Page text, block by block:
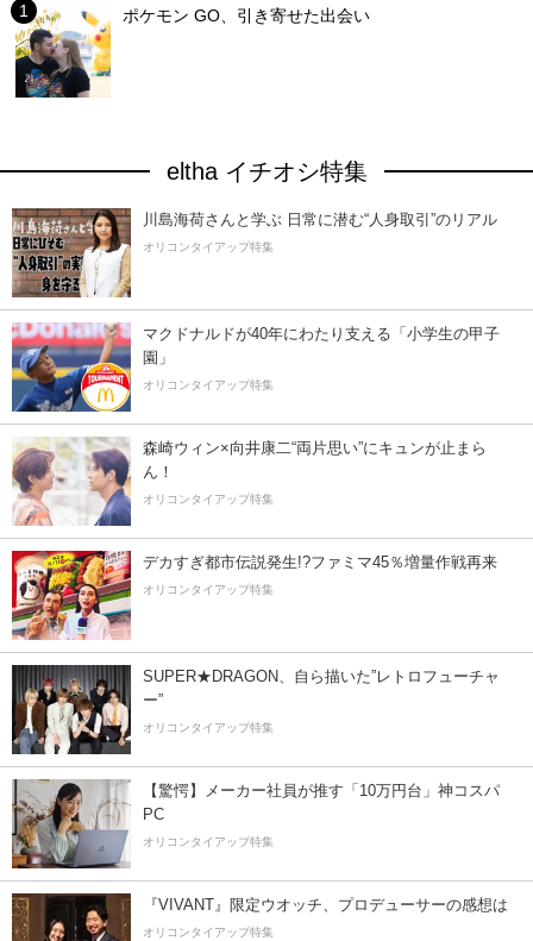
ポケモン GO、引き寄せた出会い
eltha イチオシ特集
川島海荷さんと学ぶ 日常に潜む“人身取引”のリアル
オリコンタイアップ特集
マクドナルドが40年にわたり支える「小学生の甲子
園」
オリコンタイアップ特集
森崎ウィン×向井康二“両片思い”にキュンが止まら
ん！
オリコンタイアップ特集
デカすぎ都市伝説発生!?ファミマ45％増量作戦再来
オリコンタイアップ特集
SUPER★DRAGON、自ら描いた”レトロフューチャ
ー”
オリコンタイアップ特集
【驚愕】メーカー社員が推す「10万円台」神コスパ
PC
オリコンタイアップ特集
『VIVANT』限定ウオッチ、プロデューサーの感想は
オリコンタイアップ特集